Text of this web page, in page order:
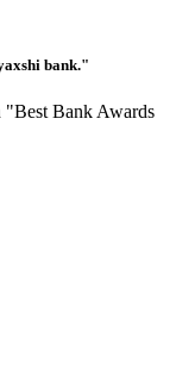
bank."
Bank Awards